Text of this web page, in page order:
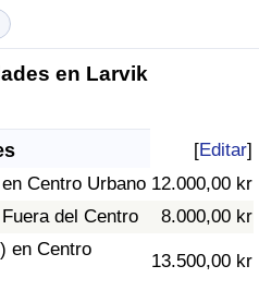
en Larvik
[Editar]
Centro Urbano 12.000,00 kr
del Centro
8.000,00 kr
en Centro
13.500,00 kr
país
(Actual)
por País
(Actual)
país